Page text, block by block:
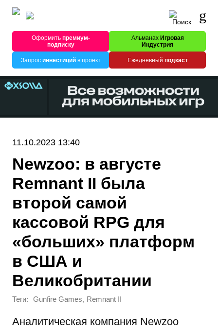
Оформитьпремиум-
подписку
Альманах Игровая
Индустрия
Запрос инвестицийв проект Ежедневный подкаст
11.10.2023 13:40
Newzoo: в августе
Remnant II была
второй самой
кассовой RPG для
«больших» платформ
в США и
Великобритании
Теги: Gunfire Games, Remnant II
Аналитическая компания Newzoo